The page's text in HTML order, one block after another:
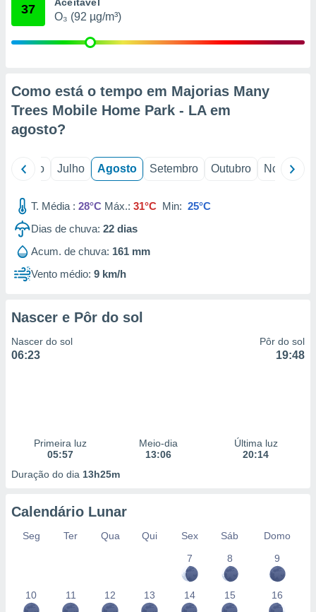
1199
37
O₃ (92 µg/m³)
Como está o tempo em Majorias Many
Trees Mobile Home Park - LA em
agosto?
Junho Julho Agosto Setembro Outubro Novembro
T. Média : 28°C Máx.: 31°C Min: 25°C
Dias de chuva: 22 dias
Acum. de chuva: 161 mm
Vento médio: 9 km/h
Nascer e Pôr do sol
Nascer do sol
06:23
Pôr do sol
19:48
Primeira luz
05:57
Meio-dia
13:06
Última luz
20:14
Duração do dia 13h25m
Calendário Lunar
Seg Ter Qua Qui Sex Sáb
Domo
7
8 9
10 11 12 13 14 15 16